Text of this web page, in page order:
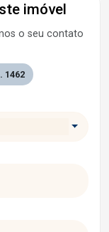
imóvel
o seu contato
1462